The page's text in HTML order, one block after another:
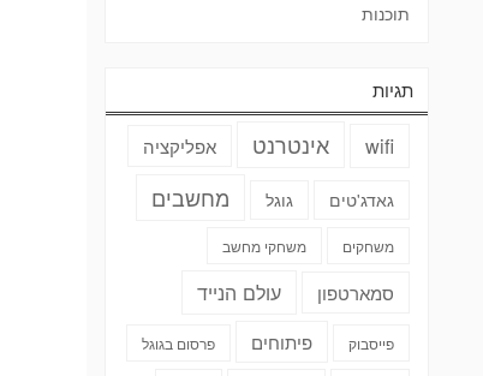
תוכנות
תגיות
wifi אינטרנט אפליקציה
גאדג'טים גוגל מחשבים
משחקים משחקי מחשב
סמארטפון עולם הנייד
פייסבוק פיתוחים פרסום בגוגל